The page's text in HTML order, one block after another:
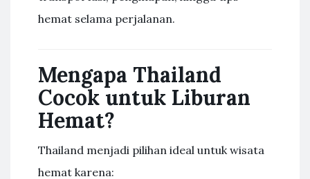
hemat selama perjalanan.
Mengapa Thailand
Cocok untuk Liburan
Hemat?
Thailand menjadi pilihan ideal untuk wisata
hemat karena: